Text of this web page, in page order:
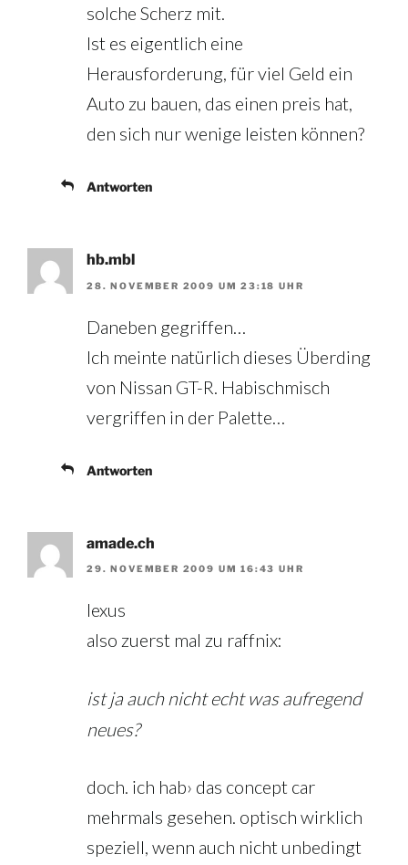
solche Scherz mit.
Ist es eigentlich eine
Herausforderung, für viel Geld ein
Auto zu bauen, das einen preis hat,
den sich nur wenige leisten können?
Antworten
hb.mbl
28. NOVEMBER 2009 UM 23:18 UHR
Daneben gegriffen…
Ich meinte natürlich dieses Überding
von Nissan GT-R. Habischmisch
vergriffen in der Palette…
Antworten
amade.ch
29. NOVEMBER 2009 UM 16:43 UHR
lexus
also zuerst mal zu raffnix:
ist ja auch nicht echt was aufregend
neues?
doch. ich hab› das concept car
mehrmals gesehen. optisch wirklich
speziell, wenn auch nicht unbedingt